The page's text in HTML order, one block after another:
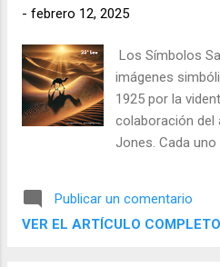
- febrero 12, 2025
Los Símbolos
imágenes
1925 por la
colaboración del
Jones. Cada
el análisis
evocadora,
Publicar un comentario
VER EL ARTÍCULO